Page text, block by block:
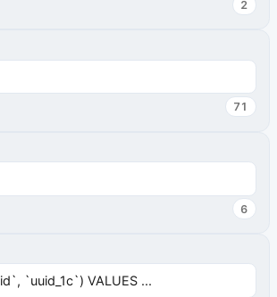
2
71
6
`uuid_1c`) VALUES ...